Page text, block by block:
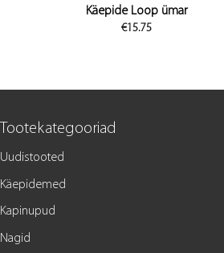
Käepide Loop ümar
€15.75
Tootekategooriad
Uudistooted
Käepidemed
Kapinupud
Nagid